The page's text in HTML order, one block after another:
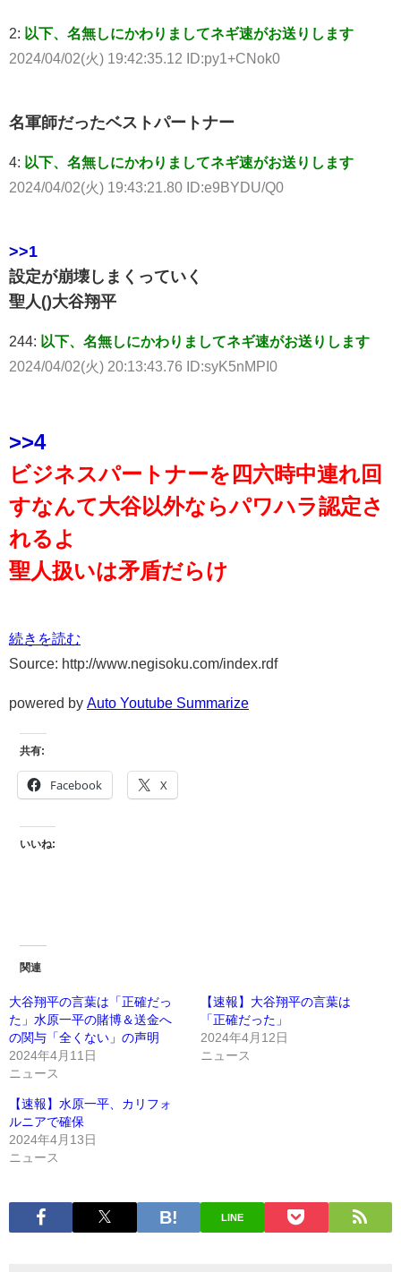
2: 以下、名無しにかわりましてネギ速がお送りします
2024/04/02(火) 19:42:35.12 ID:py1+CNok0
名軍師だったベストパートナー
4: 以下、名無しにかわりましてネギ速がお送りします
2024/04/02(火) 19:43:21.80 ID:e9BYDU/Q0
>>1
設定が崩壊しまくっていく
聖人()大谷翔平
244: 以下、名無しにかわりましてネギ速がお送りします
2024/04/02(火) 20:13:43.76 ID:syK5nMPI0
>>4
ビジネスパートナーを四六時中連れ回
すなんて大谷以外ならパワハラ認定さ
れるよ
聖人扱いは矛盾だらけ
続きを読む
Source: http://www.negisoku.com/index.rdf
powered by Auto Youtube Summarize
共有:
Facebook X
いいね:
関連
大谷翔平の言葉は「正確だっ
た」水原一平の賭博＆送金へ
の関与「全くない」の声明
2024年4月11日
ニュース
【速報】大谷翔平の言葉は
「正確だった」
2024年4月12日
ニュース
【速報】水原一平、カリフォ
ルニアで確保
2024年4月13日
ニュース
LINE